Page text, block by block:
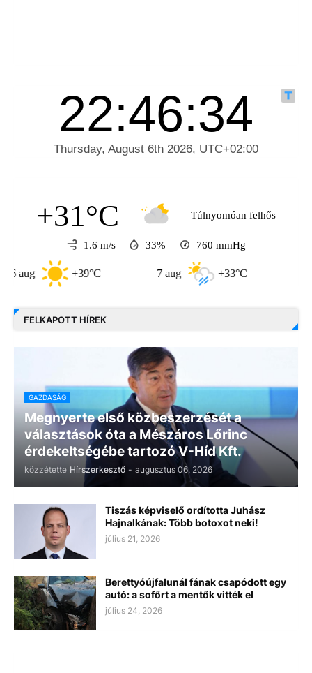
+31°C Túlnyomóan felhős
1.6 m/s 33% 760 mmHg
+39°C +33°C
FELKAPOTT HÍREK
GAZDASÁG
Megnyerte első közbeszerzését a
választások óta a Mészáros Lőrinc
érdekeltségébe tartozó V-Híd Kft.
közzétette Hírszerkesztő - augusztus 06, 2026
Tiszás képviselő ordította Juhász
Hajnalkának: Több botoxot neki!
július 21, 2026
Berettyóújfalunál fának csapódott egy
autó: a sofőrt a mentők vitték el
július 24, 2026